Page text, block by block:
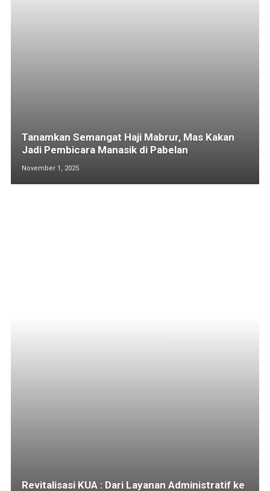
Tanamkan Semangat Haji Mabrur, Mas Kakan
Jadi Pembicara Manasik di Pabelan
November 1, 2025
Revitalisasi KUA : Dari Layanan Administratif ke